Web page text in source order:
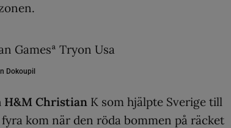
Dokoupil
H&M Christian K som hjälpte Sverige till
kom när den röda bommen på räcket